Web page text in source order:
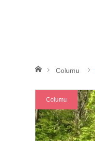
ホームColumu
Columu